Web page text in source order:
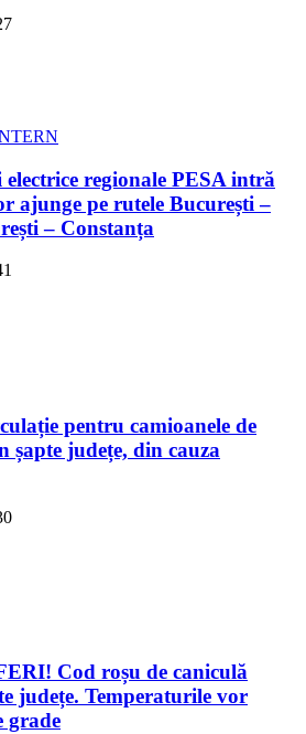
regionale PESA intră
ajunge pe rutele București –
– Constanța
pentru camioanele de
șapte județe, din cauza
Cod roșu de caniculă
județe. Temperaturile vor
grade